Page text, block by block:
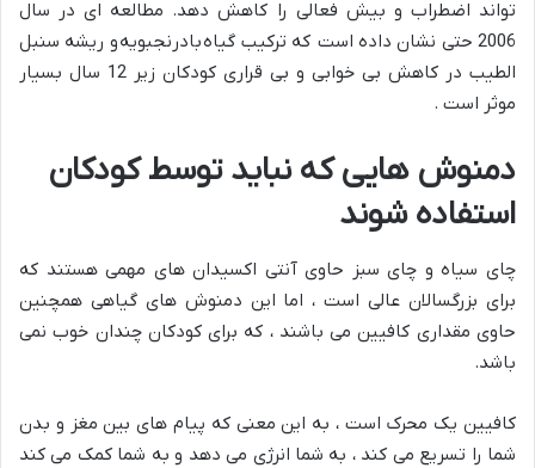
تواند اضطراب و بیش فعالی را کاهش دهد. مطالعه ای در سال
2006 حتی نشان داده است که ترکیب گیاه بادرنجبویه و ریشه سنبل
الطیب در کاهش بی خوابی و بی قراری کودکان زیر 12 سال بسیار
موثر است .
دمنوش هایی که نباید توسط کودکان
استفاده شوند
چای سیاه و چای سبز حاوی آنتی اکسیدان های مهمی هستند که
برای بزرگسالان عالی است ، اما این دمنوش های گیاهی همچنین
حاوی مقداری کافیین می باشند ، که برای کودکان چندان خوب نمی
باشد.
کافیین یک محرک است ، به این معنی که پیام های بین مغز و بدن
شما را تسریع می کند ، به شما انرژی می دهد و به شما کمک می کند